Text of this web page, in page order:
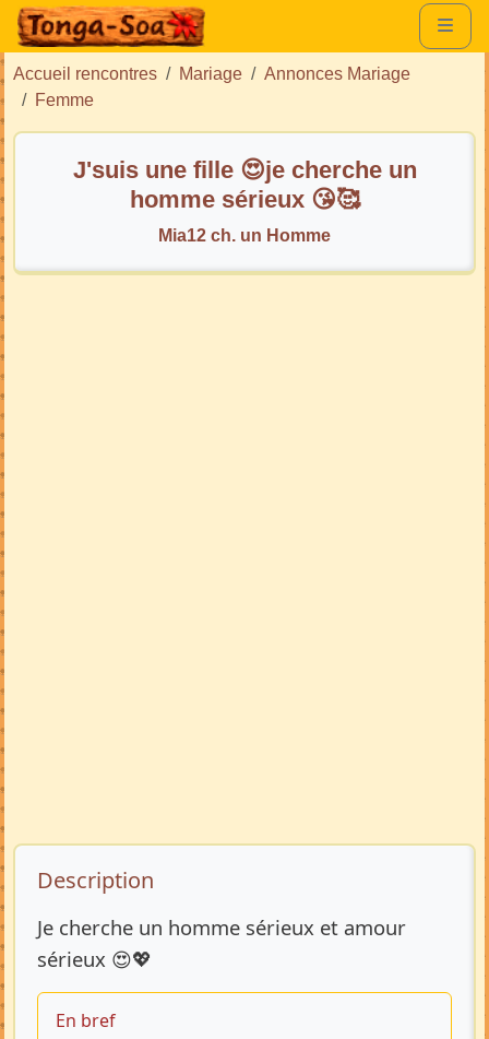
Accueil rencontres Mariage
Annonces Mariage
Femme
J'suis une fille 😍je cherche un
homme sérieux 😘🥰
Mia12 ch. un Homme
Description de l’annonce
Description
Je cherche un homme sérieux et amour
sérieux 😍💖
En bref